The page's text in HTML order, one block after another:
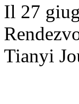
Il 27
Tianyi